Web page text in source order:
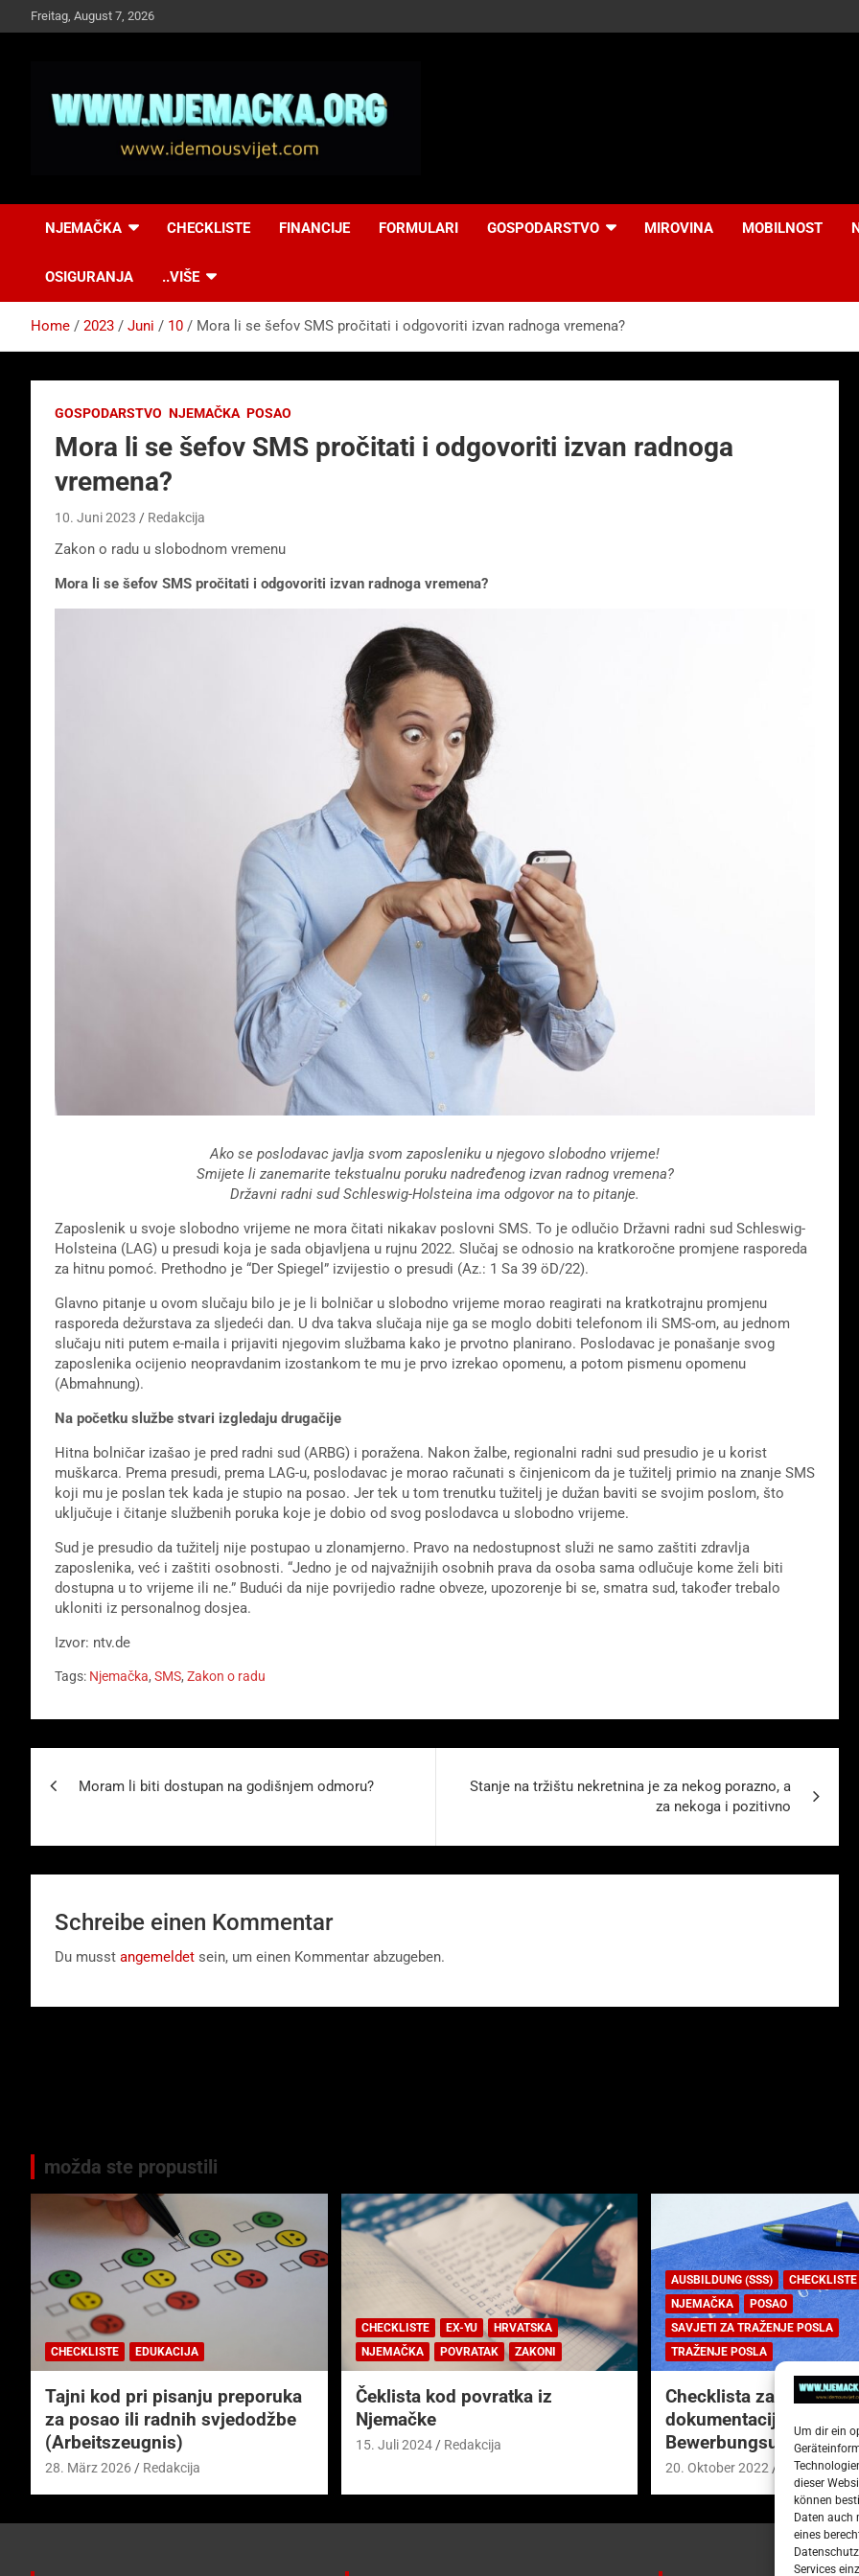
Um dir ein
dieser
können
Daten auch
eines
Services
to
Freitag, August 7, 2026
Idemo u Svijet-
NJEMAČKA CHECKLISTE FINANCIJE FORMULARI GOSPODARSTVO MIROVINA MOBILNOST
OSIGURANJA ..VIŠE
Home 2023 Juni 10 Mora li se šefov SMS pročitati i odgovoriti izvan radnoga vremena?
GOSPODARSTVO NJEMAČKA POSAO
Mora li se šefov SMS pročitati i odgovoriti izvan radnoga
vremena?
10. Juni 2023 Redakcija
Zakon o radu u slobodnom vremenu
Mora li se šefov SMS pročitati i odgovoriti izvan radnoga vremena?
Ako se poslodavac javlja svom zaposleniku u njegovo slobodno vrijeme!
Smijete li zanemarite tekstualnu poruku nadređenog izvan radnog vremena?
Državni radni sud Schleswig-Holsteina ima odgovor na to pitanje.
Zaposlenik u svoje slobodno vrijeme ne mora čitati nikakav poslovni SMS. To je odlučio Državni radni sud Schleswig-
Holsteina (LAG) u presudi koja je sada objavljena u rujnu 2022. Slučaj se odnosio na kratkoročne promjene rasporeda
za hitnu pomoć. Prethodno je “Der Spiegel” izvijestio o presudi (Az.: 1 Sa 39 öD/22).
Glavno pitanje u ovom slučaju bilo je je li bolničar u slobodno vrijeme morao reagirati na kratkotrajnu promjenu
rasporeda dežurstava za sljedeći dan. U dva takva slučaja nije ga se moglo dobiti telefonom ili SMS-om, au jednom
slučaju niti putem e-maila i prijaviti njegovim službama kako je prvotno planirano. Poslodavac je ponašanje svog
zaposlenika ocijenio neopravdanim izostankom te mu je prvo izrekao opomenu, a potom pismenu opomenu
(Abmahnung).
Na početku službe stvari izgledaju drugačije
Hitna bolničar izašao je pred radni sud (ARBG) i poražena. Nakon žalbe, regionalni radni sud presudio je u korist
muškarca. Prema presudi, prema LAG-u, poslodavac je morao računati s činjenicom da je tužitelj primio na znanje SMS
koji mu je poslan tek kada je stupio na posao. Jer tek u tom trenutku tužitelj je dužan baviti se svojim poslom, što
uključuje i čitanje službenih poruka koje je dobio od svog poslodavca u slobodno vrijeme.
Sud je presudio da tužitelj nije postupao u zlonamjerno. Pravo na nedostupnost služi ne samo zaštiti zdravlja
zaposlenika, već i zaštiti osobnosti. “Jedno je od najvažnijih osobnih prava da osoba sama odlučuje kome želi biti
dostupna u to vrijeme ili ne.” Budući da nije povrijedio radne obveze, upozorenje bi se, smatra sud, također trebalo
ukloniti iz personalnog dosjea.
Izvor: ntv.de
Tags: Njemačka, SMS, Zakon o radu
Moram li biti dostupan na godišnjem odmoru?
Stanje na tržištu nekretnina je za nekog porazno, a
za nekoga i pozitivno
Schreibe einen Kommentar
Du musst angemeldet sein, um einen Kommentar abzugeben.
možda ste propustili
CHECKLISTE EDUKACIJA
Tajni kod pri pisanju preporuka
za posao ili radnih svjedodžbe
(Arbeitszeugnis)
28. März 2026 Redakcija
CHECKLISTE EX-YU
HRVATSKA
NJEMAČKA
POVRATAK ZAKONI
Čeklista kod povratka iz
Njemačke
15. Juli 2024 Redakcija
AUSBILDUNG (SSS)
CHECKLISTE
NJEMAČKA
POSAO
SAVJETI ZA TRAŽENJE POSLA
TRAŽENJE POSLA
Checklista za prijavnu
dokumentaciju (njem.
20. Oktober 2022 Redakcija